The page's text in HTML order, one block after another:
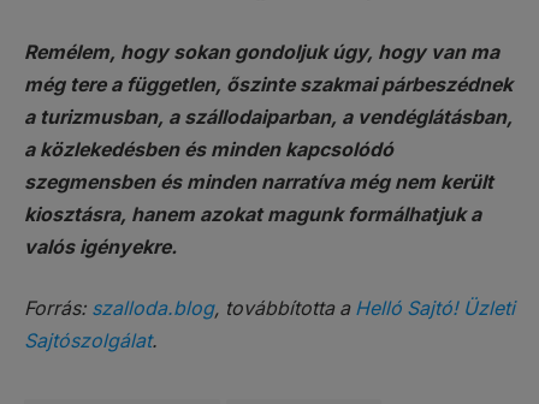
Remélem, hogy sokan gondoljuk úgy, hogy van ma
még tere a független, őszinte szakmai párbeszédnek
a turizmusban, a szállodaiparban, a vendéglátásban,
a közlekedésben és minden kapcsolódó
szegmensben és minden narratíva még nem került
kiosztásra, hanem azokat magunk formálhatjuk a
valós igényekre.
Forrás: szalloda.blog, továbbította a Helló Sajtó! Üzleti
Sajtószolgálat.